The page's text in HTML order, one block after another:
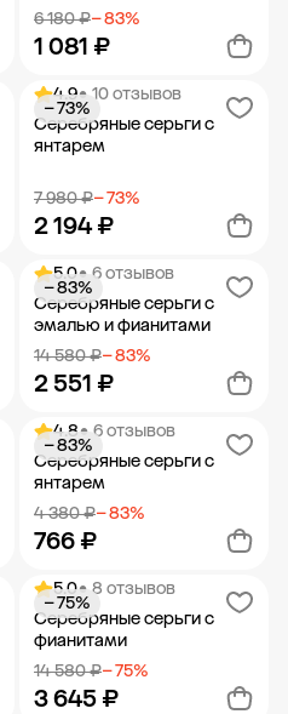
6 180 ₽− 83%
1 081 ₽
Добавить в корзину
4.9• 10 отзывов
Серебряные серьги с
янтарем
7 980 ₽− 73%
2 194 ₽
− 73%
Добавить в корзину
5.0• 6 отзывов
Серебряные серьги с
эмалью и фианитами
14 580 ₽− 83%
2 551 ₽
− 83%
Добавить в корзину
4.8• 6 отзывов
Серебряные серьги с
янтарем
4 380 ₽− 83%
766 ₽
− 83%
Добавить в корзину
5.0• 8 отзывов
Серебряные серьги с
фианитами
14 580 ₽− 75%
3 645 ₽
− 75%